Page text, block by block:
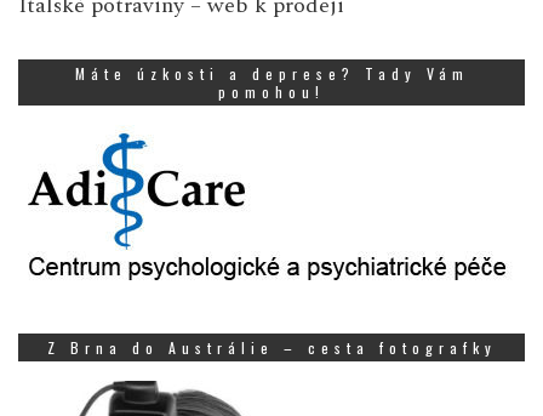
Máte úzkosti a deprese? Tady Vám
pomohou!
Z Brna do Austrálie – cesta fotografky